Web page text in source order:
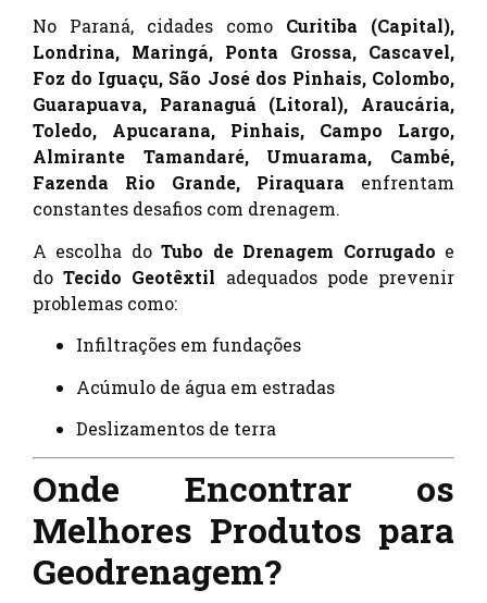
No Paraná, cidades como Curitiba (Capital),
Londrina, Maringá, Ponta Grossa, Cascavel,
Foz do Iguaçu, São José dos Pinhais, Colombo,
Guarapuava, Paranaguá (Litoral), Araucária,
Toledo, Apucarana, Pinhais, Campo Largo,
Almirante Tamandaré, Umuarama, Cambé,
Fazenda Rio Grande, Piraquara enfrentam
constantes desafios com drenagem.
A escolha doTubo de Drenagem Corrugado e
doTecido Geotêxtil adequados pode prevenir
problemas como:
Infiltrações em fundações
Acúmulo de água em estradas
Deslizamentos de terra
Onde Encontrar os
Melhores Produtos para
Geodrenagem?